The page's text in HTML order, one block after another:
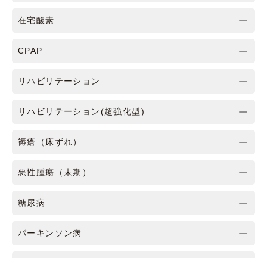
在宅酸素
CPAP
リハビリテーション
リハビリテーション(超強化型)
褥瘡（床ずれ）
悪性腫瘍（末期）
糖尿病
パーキンソン病